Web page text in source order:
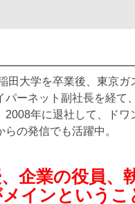
田大学を卒業後、東京
パーネット副社長を経て
2008年に退社して、ド
らの発信でも活躍中。
企業の役員、
インという